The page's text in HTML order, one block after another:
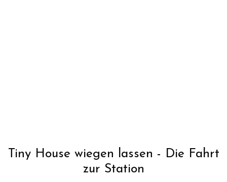
Tiny House wiegen lassen - Die Fahrt
zur Station